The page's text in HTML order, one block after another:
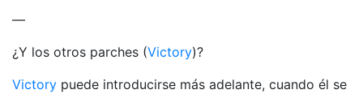
—
¿Y los otros parches (Victory)?
Victory puede introducirse más adelante, cuando él se